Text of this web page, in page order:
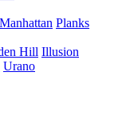
Manhattan Planks
Hill Illusion
Urano